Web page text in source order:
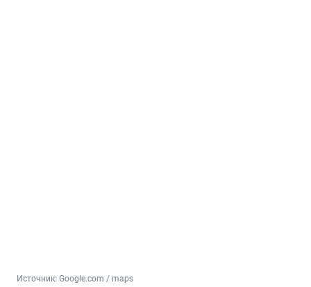
Источник: Google.com / maps